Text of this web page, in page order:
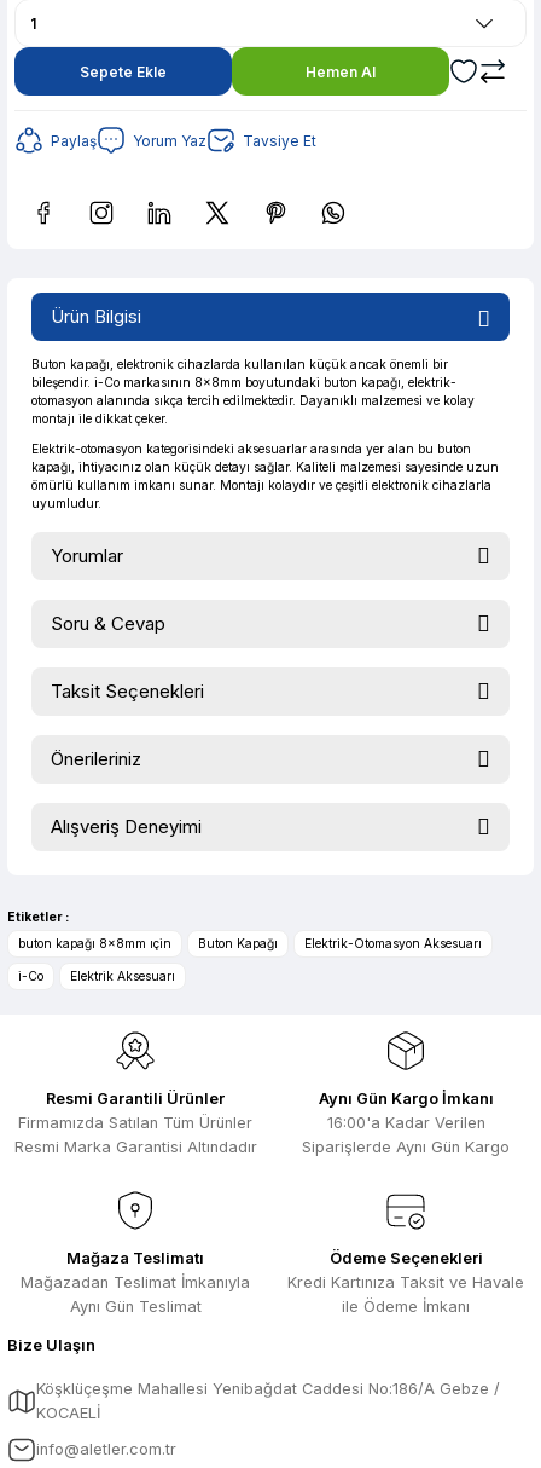
Sepete Ekle Hemen Al
Paylaş Yorum Yaz Tavsiye Et
Güvenilir Alışveriş 0,55 TL den başlayan taksitlerle! x 9 %2 İndirim
Ürün Bilgisi
Buton kapağı, elektronik cihazlarda kullanılan küçük ancak önemli bir
bileşendir. i-Co markasının 8x8mm boyutundaki buton kapağı, elektrik-
otomasyon alanında sıkça tercih edilmektedir. Dayanıklı malzemesi ve kolay
montajı ile dikkat çeker.
Elektrik-otomasyon kategorisindeki aksesuarlar arasında yer alan bu buton
kapağı, ihtiyacınız olan küçük detayı sağlar. Kaliteli malzemesi sayesinde uzun
ömürlü kullanım imkanı sunar. Montajı kolaydır ve çeşitli elektronik cihazlarla
uyumludur.
Yorumlar
Soru & Cevap
Taksit Seçenekleri
Önerileriniz
konularda yetersiz gördüğünüz noktaları öneri formunu
Ürün resmi kalitesiz, bozuk veya görüntülenemiyor.
Ürün açıklamasında eksik bilgiler bulunuyor.
Ürün fiyatı diğer sitelerden daha pahalı.
Bu ürüne benzer farklı alternatifler olmalı.
Alışveriş Deneyimi
Selim Toprak | 04/08/2026
Zengin ürün çesidi ve belirli marka
Selim Toprak | 29/07/2026
Kısa sürede geldi. Ürünler de iyi
Hızlı sipariş ve güvenli paketleme için
çok teşekkürler ediyorum
F... D... | 06/07/2026
Makine çok iyi herkese tavsiye
A... A... | 23/04/2026
13.04.2026 tarihinde Aletler.com
Etiketler :
buton kapağı 8x8mm ıçin
Buton Kapağı Elektrik-Otomasyon Aksesuarı
i-Co Elektrik Aksesuarı
Resmi Garantili Ürünler
Firmamızda Satılan Tüm Ürünler
Resmi Marka Garantisi Altındadır
Aynı Gün Kargo İmkanı
16:00'a Kadar Verilen
Siparişlerde Aynı Gün Kargo
Mağaza Teslimatı
Mağazadan Teslimat İmkanıyla
Aynı Gün Teslimat
Ödeme Seçenekleri
Kredi Kartınıza Taksit ve Havale
ile Ödeme İmkanı
Bize Ulaşın
Köşklüçeşme Mahallesi Yenibağdat Caddesi No:186/A Gebze /
KOCAELİ
info@aletler.com.tr